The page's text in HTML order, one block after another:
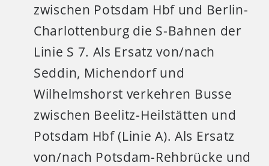
zwischen Potsdam Hbf und Berlin-
Charlottenburg die S-Bahnen der
Linie S 7. Als Ersatz von/nach
Seddin, Michendorf und
Wilhelmshorst verkehren Busse
zwischen Beelitz-Heilstätten und
Potsdam Hbf (Linie A). Als Ersatz
von/nach Potsdam-Rehbrücke und